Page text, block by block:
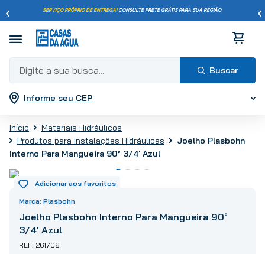
SERVIÇO PRÓPRIO DE ENTREGA!CONSULTE FRETE GRÁTIS PARA SUA REGIÃO.
Digite a sua busca...
Informe seu CEP
Materiais Hidráulicos
Produtos para Instalações Hidráulicas
Joelho Plasbohn
Interno Para Mangueira 90° 3/4' Azul
Plasbohn
Joelho Plasbohn Interno Para Mangueira 90°
3/4' Azul
261706
Termos mais buscados
º
porcelanato
3º
piso
5
º
vaso sanitário
6º
chuveiro
7º
cimento
8º
torneira